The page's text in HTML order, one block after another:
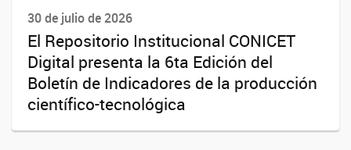
30 de julio de 2026
El Repositorio Institucional CONICET
Digital presenta la 6ta Edición del
Boletín de Indicadores de la producción
científico-tecnológica